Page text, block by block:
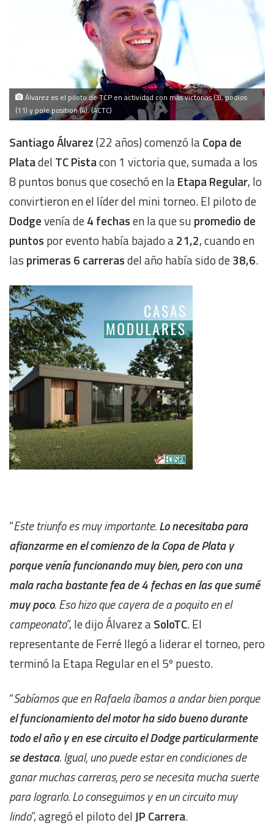
Álvarez es el piloto de TCP en actividad con más victorias (3), podios
(11) y pole position (4). (ACTC)
Santiago Álvarez(22 años) comenzó laCopa de
Platadel TC Pistacon 1 victoria que, sumada a los
8 puntos bonus que cosechó en laEtapa Regular, lo
convirtieron en el líder del mini torneo. El piloto de
Dodgevenía de4 fechasen la que su promedio de
puntos por evento había bajado a21,2, cuando en
las primeras 6 carrerasdel año había sido de38,6.
“Este triunfo es muy importante.Lo necesitaba para
afianzarme en el comienzo de la Copa de Plata y
porque venía funcionando muy bien, pero con una
mala racha bastante fea de 4 fechas en las que sumé
muy poco. Eso hizo que cayera de a poquito en el
campeonato”, le dijo Álvarez aSoloTC. El
representante de Ferré llegó a liderar el torneo, pero
terminó la Etapa Regular en el 5º puesto.
“Sabíamos que en Rafaela íbamos a andar bien porque
el funcionamiento del motor ha sido bueno durante
todo el año y en ese circuito el Dodge particularmente
se destaca. Igual, uno puede estar en condiciones de
ganar muchas carreras, pero se necesita mucha suerte
para lograrlo. Lo conseguimos y en un circuito muy
lindo”, agregó el piloto delJP Carrera.